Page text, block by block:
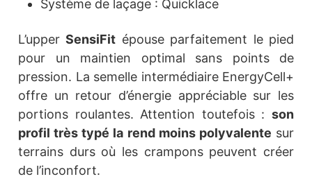
Système de laçage : Quicklace
L’upperSensiFit épouse parfaitement le pied
pour un maintien optimal sans points de
pression. La semelle intermédiaire EnergyCell+
offre un retour d’énergie appréciable sur les
portions roulantes. Attention toutefois : son
profil très typé la rend moins polyvalente sur
terrains durs où les crampons peuvent créer
de l’inconfort.